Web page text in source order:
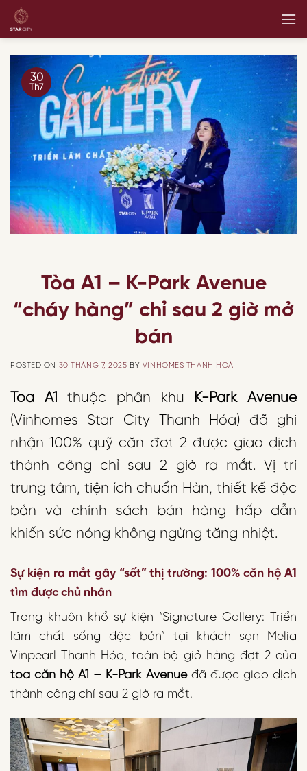
Skip
30
Th7
Tòa A1 – K-Park Avenue
“cháy hàng” chỉ sau 2 giờ mở
bán
POSTED ON 30 THÁNG 7, 2025 BY VINHOMES THANH HOÁ
Tòa A1 thuộc phân khu
K-Park Avenue
(Vinhomes Star City Thanh Hóa) đã ghi
nhận 100% quỹ căn đợt 2 được giao dịch
thành công chỉ sau 2 giờ ra mắt. Vị trí
trung tâm, tiện ích chuẩn Hàn, thiết kế độc
bản và chính sách bán hàng hấp dẫn
khiến sức nóng không ngừng tăng nhiệt.
Sự kiện ra mắt gây “sốt” thị trường: 100% căn hộ A1
tìm được chủ nhân
Trong khuôn khổ sự kiện “Signature Gallery: Triển
lãm chất sống độc bản” tại khách sạn Melia
Vinpearl Thanh Hóa, toàn bộ giỏ hàng đợt 2 của
tòa căn hộ A1 – K-Park Avenueđã được giao dịch
thành công chỉ sau 2 giờ ra mắt.